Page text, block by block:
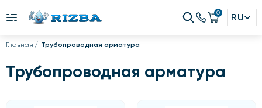
0 RU
Главная Трубопроводная арматура
Трубопроводная арматура